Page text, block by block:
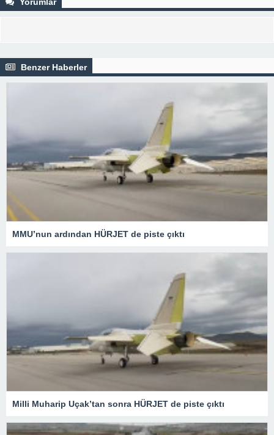
Benzer Haberler
MMU’nun ardından HÜRJET de piste çıktı
Milli Muharip Uçak’tan sonra HÜRJET de piste çıktı